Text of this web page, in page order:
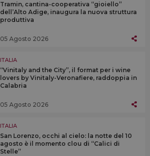
Tramin, cantina-cooperativa “gioiello”
dell’Alto Adige, inaugura la nuova struttura
produttiva
05 Agosto 2026
ITALIA
“Vinitaly and the City”, il format per i wine
lovers by Vinitaly-Veronafiere, raddoppia in
Calabria
05 Agosto 2026
ITALIA
San Lorenzo, occhi al cielo: la notte del 10
agosto è il momento clou di “Calici di
Stelle”